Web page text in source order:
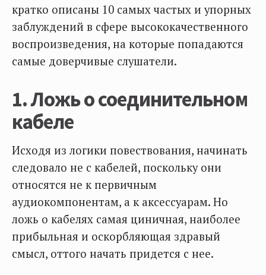
кратко описаны 10 самых частых и упорных
заблуждений в сфере высококачественного
воспроизведения, на которые попадаются
самые доверчивые слушатели.
1. Ложь о соединительном
кабеле
Исходя из логики повествования, начинать
следовало не с кабелей, поскольку они
относятся не к первичным
аудиокомпонентам, а к аксессуарам. Но
ложь о кабелях самая циничная, наиболее
прибыльная и оскорбляющая здравый
смысл, оттого начать придется с нее.